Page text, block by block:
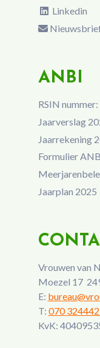
Linkedin
ANBI
RSIN
Jaarverslag
Jaarrekening
Formulier
Jaarplan 2025
Vrouwen van
Moezel 17
E:
T: 070
KvK: